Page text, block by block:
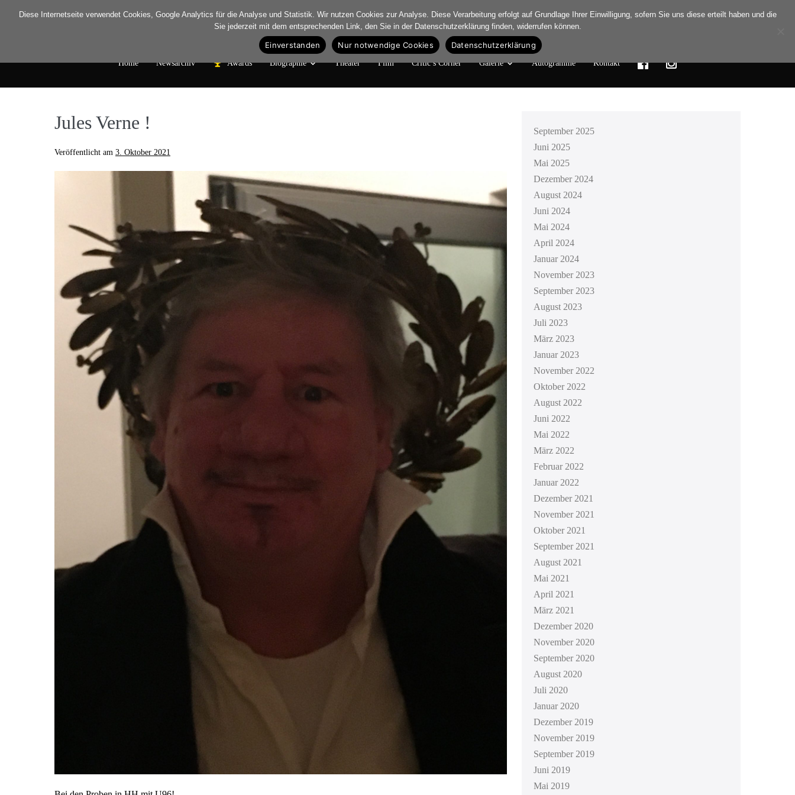
Home Newsarchiv Awards Biographie Theater Film Critic’s Corner Galerie Autogramme Kontakt
Jules Verne !
Veröffentlicht am 3. Oktober 2021
September 2025
Juni 2025
Mai 2025
Dezember 2024
August 2024
Juni 2024
Mai 2024
April 2024
Januar 2024
November 2023
September 2023
August 2023
Juli 2023
März 2023
Januar 2023
November 2022
Oktober 2022
August 2022
Juni 2022
Mai 2022
März 2022
Februar 2022
Januar 2022
Dezember 2021
November 2021
Oktober 2021
September 2021
August 2021
Mai 2021
April 2021
März 2021
Dezember 2020
November 2020
September 2020
August 2020
Juli 2020
Januar 2020
Dezember 2019
November 2019
September 2019
Juni 2019
Mai 2019
Diese Internetseite verwendet Cookies, Google Analytics für die Analyse und Statistik. Wir nutzen Cookies zur Analyse. Diese Verarbeitung erfolgt auf Grundlage Ihrer Einwilligung, sofern Sie uns diese erteilt haben und die
Sie jederzeit mit dem entsprechenden Link, den Sie in der Datenschutzerklärung finden, widerrufen können.
Einverstanden Nur notwendige Cookies Datenschutzerklärung